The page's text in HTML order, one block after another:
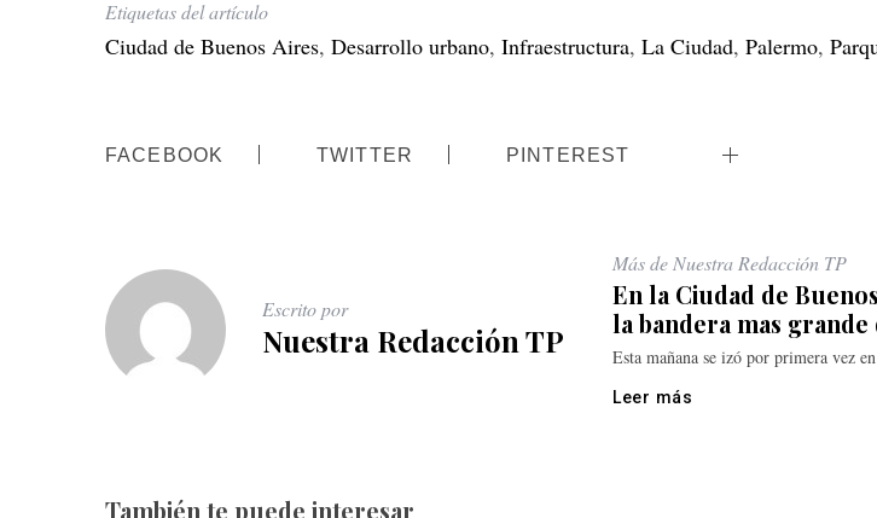
Etiquetas del artículo
Ciudad de Buenos Aires, Desarrollo urbano, Infraestructura, La Ciudad, Palermo,
FACEBOOK TWITTER PINTEREST
Escrito por
Nuestra Redacción TP
Más de Nuestra Redacción TP
En la Ciudad de
la bandera mas grande
Esta mañana se izó por primera vez
Leer más
También te puede interesar
f